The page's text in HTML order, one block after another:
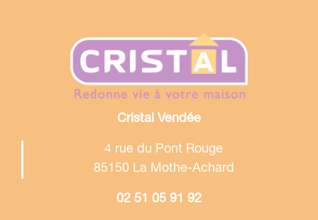
Cristal Vendée
4 rue du Pont Rouge
85150 La Mothe-Achard
02 51 05 91 92